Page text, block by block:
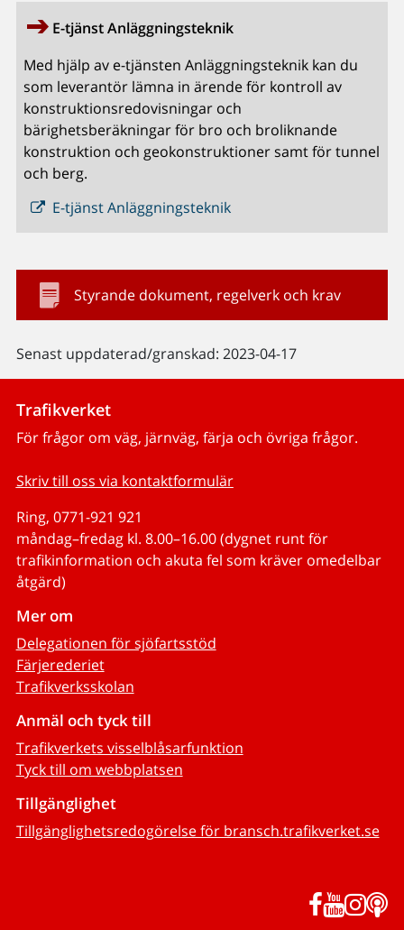
E-tjänst Anläggningsteknik
Med hjälp av e-tjänsten Anläggningsteknik kan du
som leverantör lämna in ärende för kontroll av
konstruktionsredovisningar och
bärighetsberäkningar för bro och broliknande
konstruktion och geokonstruktioner samt för tunnel
och berg.
E-tjänst Anläggningsteknik
Styrande dokument, regelverk och krav
Senast uppdaterad/granskad: 2023-04-17
Trafikverket
För frågor om väg, järnväg, färja och övriga frågor.
Skriv till oss via kontaktformulär
Ring, 0771-921 921
måndag–fredag kl. 8.00–16.00 (dygnet runt för
trafikinformation och akuta fel som kräver omedelbar
åtgärd)
Mer om
Delegationen för sjöfartsstöd
Färjerederiet
Trafikverksskolan
Anmäl och tyck till
Trafikverkets visselblåsarfunktion
Tyck till om webbplatsen
Tillgänglighet
Tillgänglighetsredogörelse för bransch.trafikverket.se
Facebook
YouTube